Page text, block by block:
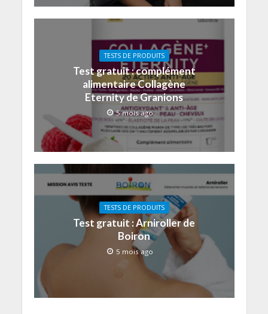
TESTS DE PRODUITS
Test gratuit : complément
alimentaire Collagène
Eternity de Granions
5 mois ago
TESTS DE PRODUITS
Test gratuit : Arniroller de
Boiron
5 mois ago